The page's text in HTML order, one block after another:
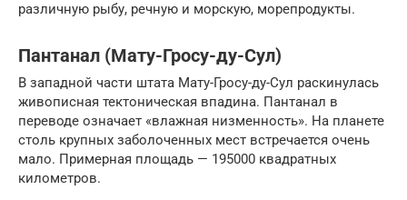
различную рыбу, речную и морскую, морепродукты.
Пантанал (Мату-Гросу-ду-Сул)
В западной части штата Мату-Гросу-ду-Сул раскинулась
живописная тектоническая впадина. Пантанал в
переводе означает «влажная низменность». На планете
столь крупных заболоченных мест встречается очень
мало. Примерная площадь — 195000 квадратных
километров.